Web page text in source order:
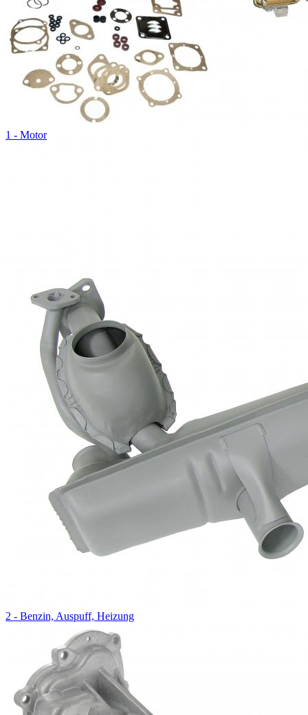
1 - Motor
2 - Benzin, Auspuff, Heizung